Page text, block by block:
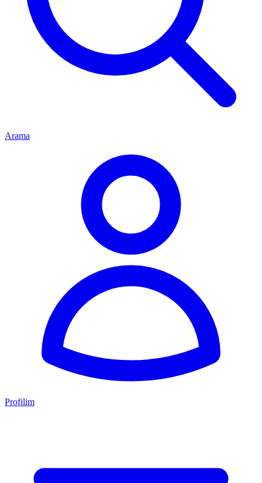
Arama
Profilim